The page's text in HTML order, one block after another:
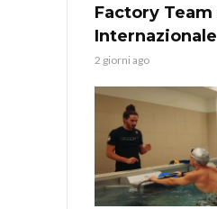
Factory Team
2 giorni ago